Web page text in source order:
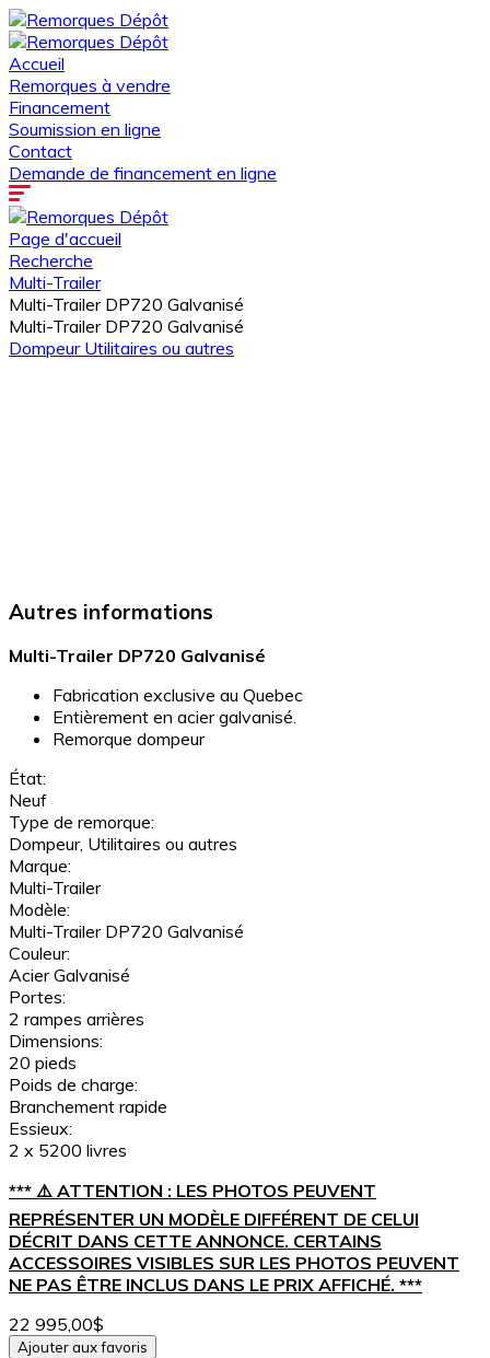
Accueil
Remorques à vendre
Financement
Soumission en ligne
Contact
Demande de financement en ligne
Page d'accueil
Recherche
Multi-Trailer
Multi-Trailer DP720 Galvanisé
Multi-Trailer DP720 Galvanisé
Dompeur Utilitaires ou autres
Autres informations
Multi-Trailer DP720 Galvanisé
Fabrication exclusive au Quebec
Entièrement en acier galvanisé.
Remorque dompeur
État:
Neuf
Type de remorque:
Dompeur, Utilitaires ou autres
Marque:
Multi-Trailer
Modèle:
Multi-Trailer DP720 Galvanisé
Couleur:
Acier Galvanisé
Portes:
2 rampes arrières
Dimensions:
20 pieds
Poids de charge:
Branchement rapide
Essieux:
2 x 5200 livres
*** ⚠️ ATTENTION : LES PHOTOS PEUVENT
REPRÉSENTER UN MODÈLE DIFFÉRENT DE CELUI
DÉCRIT DANS CETTE ANNONCE. CERTAINS
ACCESSOIRES VISIBLES SUR LES PHOTOS PEUVENT
NE PAS ÊTRE INCLUS DANS LE PRIX AFFICHÉ. ***
22 995,00$
Ajouter aux favoris